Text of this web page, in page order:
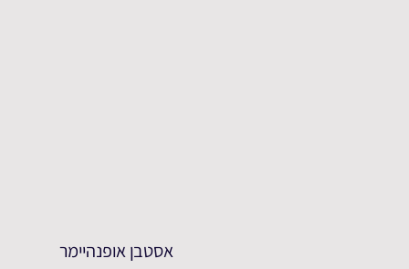
אסטבן אופנהיימר